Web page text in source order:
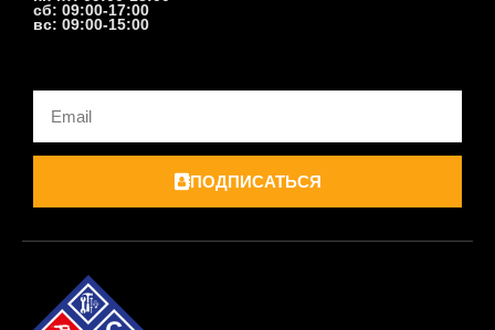
сб: 09:00-17:00
вс: 09:00-15:00
ПОДПИСАТЬСЯ